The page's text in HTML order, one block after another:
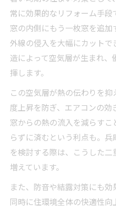
常に効果的なリフォーム手
窓の内側にもう一枚窓を追
外線の侵入を大幅にカット
造によって空気層が生まれ
揮します。
この空気層が熱の伝わりを
度上昇を防ぎ、エアコンの効
窓からの熱の流入を減らす
らずに済むという利点も。
を検討する際は、こうした
増えています。
また、防音や結露対策にも
同時に住環境全体の快適性向